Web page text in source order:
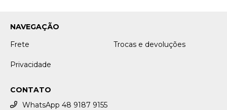
NAVEGAÇÃO
Frete
Trocas e devoluções
Privacidade
CONTATO
WhatsApp 48 9187 9155